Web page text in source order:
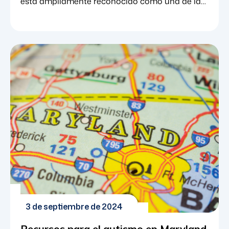
método de tratamiento sigue la investigación
basada en la evidencia para abordar el
aprendizaje y el comportamiento desde una
perspectiva científica. Hay una variedad de
información disponible sobre la terapia ABA en
MD específicamente. BCBAs administrar la
terapia ABA [...]
3 de septiembre de 2024